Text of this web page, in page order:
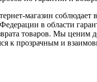
магазин соблюдает
в области
товаров. Мы ценим
к прозрачным и